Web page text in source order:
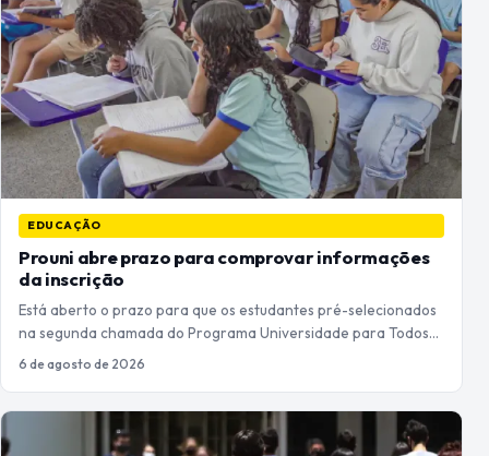
EDUCAÇÃO
Prouni abre prazo para comprovar informações
da inscrição
Está aberto o prazo para que os estudantes pré-selecionados
na segunda chamada do Programa Universidade para Todos…
6 de agosto de 2026